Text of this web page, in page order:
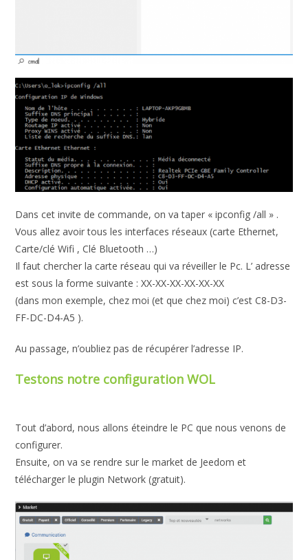
Dans cet invite de commande, on va taper « ipconfig /all » .
Vous allez avoir tous les interfaces réseaux (carte Ethernet,
Carte/clé Wifi , Clé Bluetooth …)
Il faut chercher la carte réseau qui va réveiller le Pc. L’ adresse
est sous la forme suivante : XX-XX-XX-XX-XX-XX
(dans mon exemple, chez moi (et que chez moi) c’est C8-D3-
FF-DC-D4-A5 ).
Au passage, n’oubliez pas de récupérer l’adresse IP.
Testons notre configuration WOL
Tout d’abord, nous allons éteindre le PC que nous venons de
configurer.
Ensuite, on va se rendre sur le market de Jeedom et
télécharger le plugin Network (gratuit).